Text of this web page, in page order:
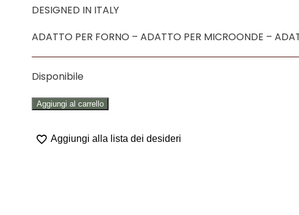
DESIGNED IN ITALY
ADATTO PER FORNO – ADATTO PER MICROONDE –
Disponibile
PIATTO
FONDO
IN
Aggiungi al carrello
Aggiungi alla lista dei desideri